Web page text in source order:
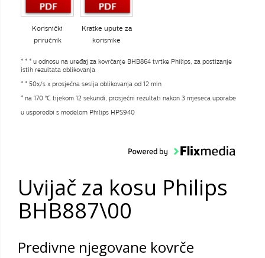
Korisnički
priručnik
Kratke upute za
korisnike
* * * u odnosu na uređaj za kovrčanje BHB864 tvrtke Philips, za postizanje
istih rezultata oblikovanja
* * 50x/s x prosječna sesija oblikovanja od 12 min
* na 170 °C tijekom 12 sekundi, prosječni rezultati nakon 3 mjeseca uporabe
u usporedbi s modelom Philips HPS940
Uvijač za kosu Philips
BHB887\00
Predivne njegovane kovrče